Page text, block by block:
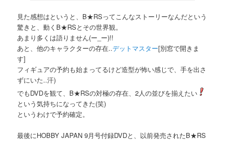
見た感想はというと、B★RSってこんなストーリーなんだという
驚きと、動くB★RSとその世界観。
あまり多くは語りません(ー_ー)!!
あと、他のキャラクターの存在..デットマスター[別窓で開きま
す]
フィギュアの予約も始まってるけど造型が怖い感じで、手を出さ
ずにいた..汗)
でもDVDを観て、B★RSの対極の存在、2人の並びを揃えたい
という気持ちになってきた(笑)
というわけで予約確定。
最後にHOBBY JAPAN 9月号付録DVDと、以前発売されたB★RS